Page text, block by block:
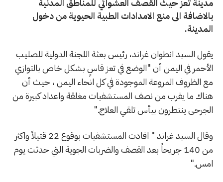
مدينة تعز حيث القصف العشوائي للمناطق المدنية
بالاضافة الى منع الامدادات الطبية الحيوية من دخول
المدينة.
يقول السيد انطوان غراند، رئيس بعثة اللجنة الدولية للصليب
الأحمر في اليمن أن "الوضع في تعز قاسٍ بشكل خاص بالتوازي
مع الظروف المروعة الموجودة في كل انحاء اليمن ، حيث أن
هناك ما يقرب من نصف المستشفيات مغلقة واعداد كبيرة من
الجرحى ينتطرون بيأس تلقي العلاج."
وقال السيد غراند " افادت المستشفيات بوقوع 22 قتيلاً واكثر
من 140 جريحاً بعد القصف والضربات الجوية التي حدثت يوم
امس."